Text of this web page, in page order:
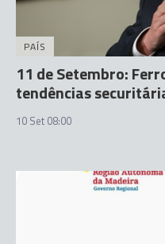
PAÍS
11 de Setembro:
tendências
10 Set 08:00